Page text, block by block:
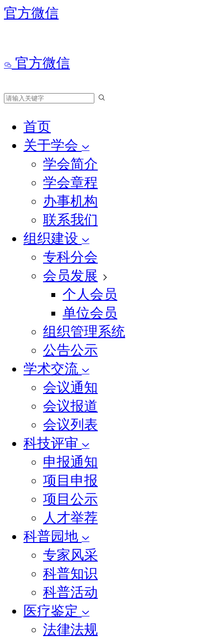
官方微信
官方微信
首页
关于学会
学会简介
学会章程
办事机构
联系我们
组织建设
专科分会
会员发展
个人会员
单位会员
组织管理系统
公告公示
学术交流
会议通知
会议报道
会议列表
科技评审
申报通知
项目申报
项目公示
人才举荐
科普园地
专家风采
科普知识
科普活动
医疗鉴定
法律法规